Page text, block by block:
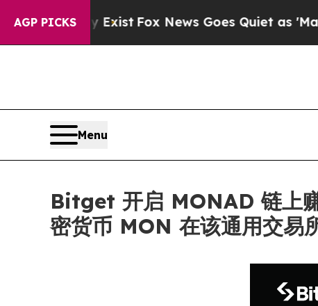
AGP PICKS
They ExistFox News Goes Quiet as 'Maga
Menu
Bitget 开启 MONAD 链上
密货币 MON 在该通用交易